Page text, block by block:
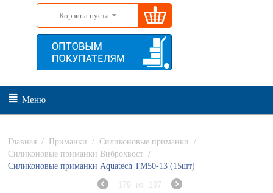
Корзина пуста
Меню
Главная / Приманки / Силиконовые приманки
/
Силиконовые приманки Виброхвост /
Силиконовые приманки Aquatech ТМ50-13 (15шт)
179 из 197